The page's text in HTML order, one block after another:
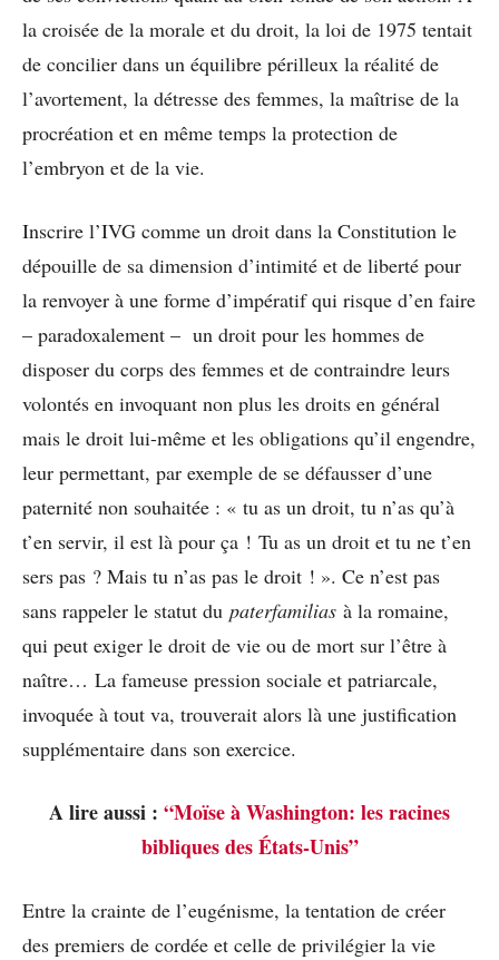
la croisée de la morale et du droit, la loi de 1975 tentait
de concilier dans un équilibre périlleux la réalité de
l’avortement, la détresse des femmes, la maîtrise de la
procréation et en même temps la protection de
l’embryon et de la vie.
Inscrire l’IVG comme un droit dans la Constitution le
dépouille de sa dimension d’intimité et de liberté pour
la renvoyer à une forme d’impératif qui risque d’en faire
– paradoxalement – un droit pour les hommes de
disposer du corps des femmes et de contraindre leurs
volontés en invoquant non plus les droits en général
mais le droit lui-même et les obligations qu’il engendre,
leur permettant, par exemple de se défausser d’une
paternité non souhaitée : « tu as un droit, tu n’as qu’à
t’en servir, il est là pour ça ! Tu as un droit et tu ne t’en
sers pas ? Mais tu n’as pas le droit ! ». Ce n’est pas
sans rappeler le statut du paterfamilias à la romaine,
qui peut exiger le droit de vie ou de mort sur l’être à
naître… La fameuse pression sociale et patriarcale,
invoquée à tout va, trouverait alors là une justification
supplémentaire dans son exercice.
A lire aussi : “Moïse à Washington: les racines
bibliques des États-Unis”
Entre la crainte de l’eugénisme, la tentation de créer
des premiers de cordée et celle de privilégier la vie